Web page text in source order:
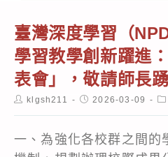
臺灣深度學習（
學習教學創新躍進
表會」，敬請師長
Postklgsh211
Post2026-03-09
一、為強化各校群之間的